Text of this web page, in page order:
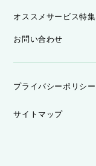
オススメサービス特集
お問い合わせ
プライバシーポリシー
サイトマップ